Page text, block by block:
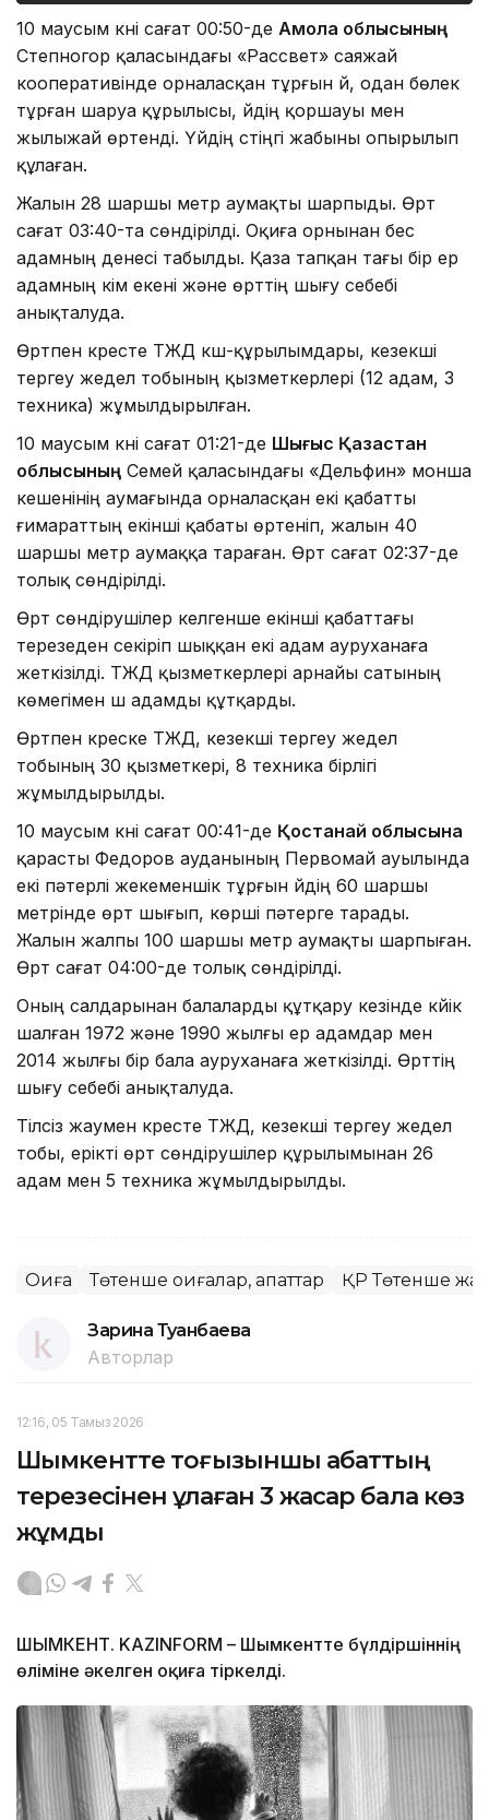
10 маусым күні сағат 00:50-де Ақмола облысының
Степногор қаласындағы «Рассвет» саяжай
кооперативінде орналасқан тұрғын үй, одан бөлек
тұрған шаруа құрылысы, үйдің қоршауы мен
жылыжай өртенді. Үйдің үстіңгі жабыны опырылып
құлаған.
Жалын 28 шаршы метр аумақты шарпыды. Өрт
сағат 03:40-та сөндірілді. Оқиға орнынан бес
адамның денесі табылды. Қаза тапқан тағы бір ер
адамның кім екені және өрттің шығу себебі
анықталуда.
Өртпен күресте ТЖД күш-құрылымдары, кезекші
тергеу жедел тобының қызметкерлері (12 адам, 3
техника) жұмылдырылған.
10 маусым күні сағат 01:21-де Шығыс Қазақстан
облысының Семей қаласындағы «Дельфин» монша
кешенінің аумағында орналасқан екі қабатты
ғимараттың екінші қабаты өртеніп, жалын 40
шаршы метр аумаққа тараған. Өрт сағат 02:37-де
толық сөндірілді.
Өрт сөндірушілер келгенше екінші қабаттағы
терезеден секіріп шыққан екі адам ауруханаға
жеткізілді. ТЖД қызметкерлері арнайы сатының
көмегімен үш адамды құтқарды.
Өртпен күреске ТЖД, кезекші тергеу жедел
тобының 30 қызметкері, 8 техника бірлігі
жұмылдырылды.
10 маусым күні сағат 00:41-де Қостанай облысына
қарасты Федоров ауданының Первомай ауылында
екі пәтерлі жекеменшік тұрғын үйдің 60 шаршы
метрінде өрт шығып, көрші пәтерге тарады.
Жалын жалпы 100 шаршы метр аумақты шарпыған.
Өрт сағат 04:00-де толық сөндірілді.
Оның салдарынан балаларды құтқару кезінде күйік
шалған 1972 және 1990 жылғы ер адамдар мен
2014 жылғы бір бала ауруханаға жеткізілді. Өрттің
шығу себебі анықталуда.
Тілсіз жаумен күресте ТЖД, кезекші тергеу жедел
тобы, ерікті өрт сөндірушілер құрылымынан 26
адам мен 5 техника жұмылдырылды.
Оқиға Төтенше оқиғалар, апаттар ҚР Төтенше
Зарина Туғанбаева
Авторлар
12:16, 05 Тамыз 2026
Шымкентте тоғызыншы қабаттың
терезесінен құлаған 3 жасар бала көз
жұмды
ШЫМКЕНТ. KAZINFORM – Шымкентте бүлдіршіннің
өліміне әкелген оқиға тіркелді.